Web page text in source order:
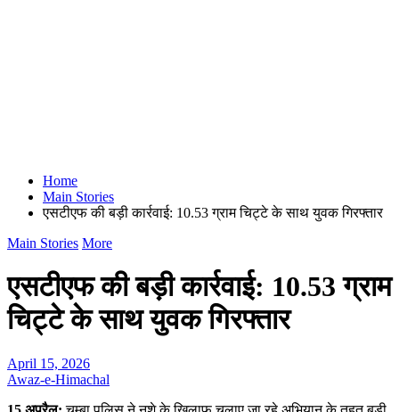
Home
Main Stories
एसटीएफ की बड़ी कार्रवाई: 10.53 ग्राम चिट्टे के साथ युवक गिरफ्तार
Main Stories More
एसटीएफ की बड़ी कार्रवाई: 10.53 ग्राम
चिट्टे के साथ युवक गिरफ्तार
April 15, 2026
Awaz-e-Himachal